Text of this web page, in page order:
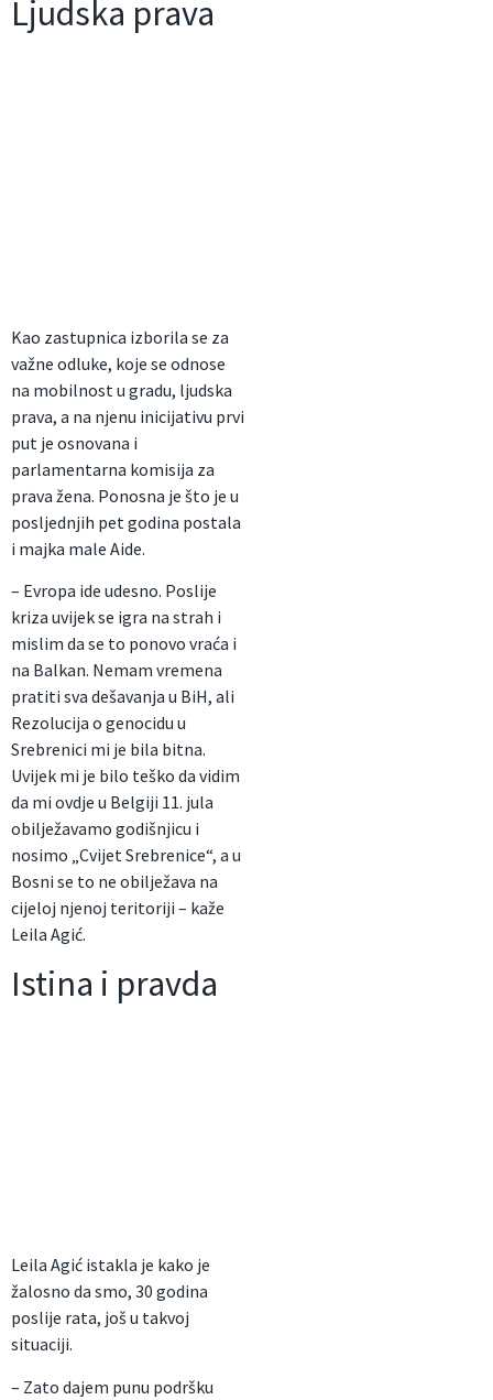
Ljudska prava
Kao zastupnica izborila se za
važne odluke, koje se odnose
na mobilnost u gradu, ljudska
prava, a na njenu inicijativu prvi
put je osnovana i
parlamentarna komisija za
prava žena. Ponosna je što je u
posljednjih pet godina postala
i majka male Aide.
– Evropa ide udesno. Poslije
kriza uvijek se igra na strah i
mislim da se to ponovo vraća i
na Balkan. Nemam vremena
pratiti sva dešavanja u BiH, ali
Rezolucija o genocidu u
Srebrenici mi je bila bitna.
Uvijek mi je bilo teško da vidim
da mi ovdje u Belgiji 11. jula
obilježavamo godišnjicu i
nosimo „Cvijet Srebrenice“, a u
Bosni se to ne obilježava na
cijeloj njenoj teritoriji – kaže
Leila Agić.
Istina i pravda
Leila Agić istakla je kako je
žalosno da smo, 30 godina
poslije rata, još u takvoj
situaciji.
– Zato dajem punu podršku